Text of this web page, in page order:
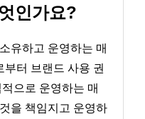
인가요?
유하고 운영하는 매
터 브랜드 사용 권
으로 운영하는 매
을 책임지고 운영하